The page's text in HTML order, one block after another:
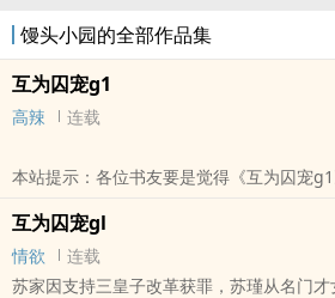
馒头小园的全部作品集
互为囚宠g1
高辣 连载
本站提示：各位书友要是觉得《互为囚宠
向您QQ群和微博里的朋友推荐哦！
互为囚宠gl
情欲
连载
苏家因支持三皇子改革获罪，苏瑾从名门